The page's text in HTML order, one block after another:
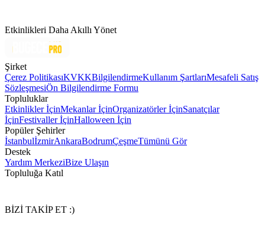
Etkinlikleri Daha Akıllı Yönet
Şirket
Çerez PolitikasıKVKKBilgilendirmeKullanım ŞartlarıMesafeli Satış
SözleşmesiÖn Bilgilendirme Formu
Topluluklar
Etkinlikler İçinMekanlar İçinOrganizatörler İçinSanatçılar
İçinFestivaller İçinHalloween İçin
Popüler Şehirler
İstanbulİzmirAnkaraBodrumÇeşmeTümünü Gör
Destek
Yardım MerkeziBize Ulaşın
Topluluğa Katıl
BİZİ TAKİP ET :)